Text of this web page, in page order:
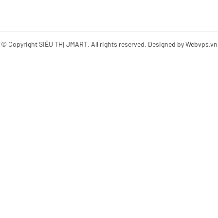
© CopyrightSIÊU THỊ JMART. All rights reserved. Designed byWebvps.vn